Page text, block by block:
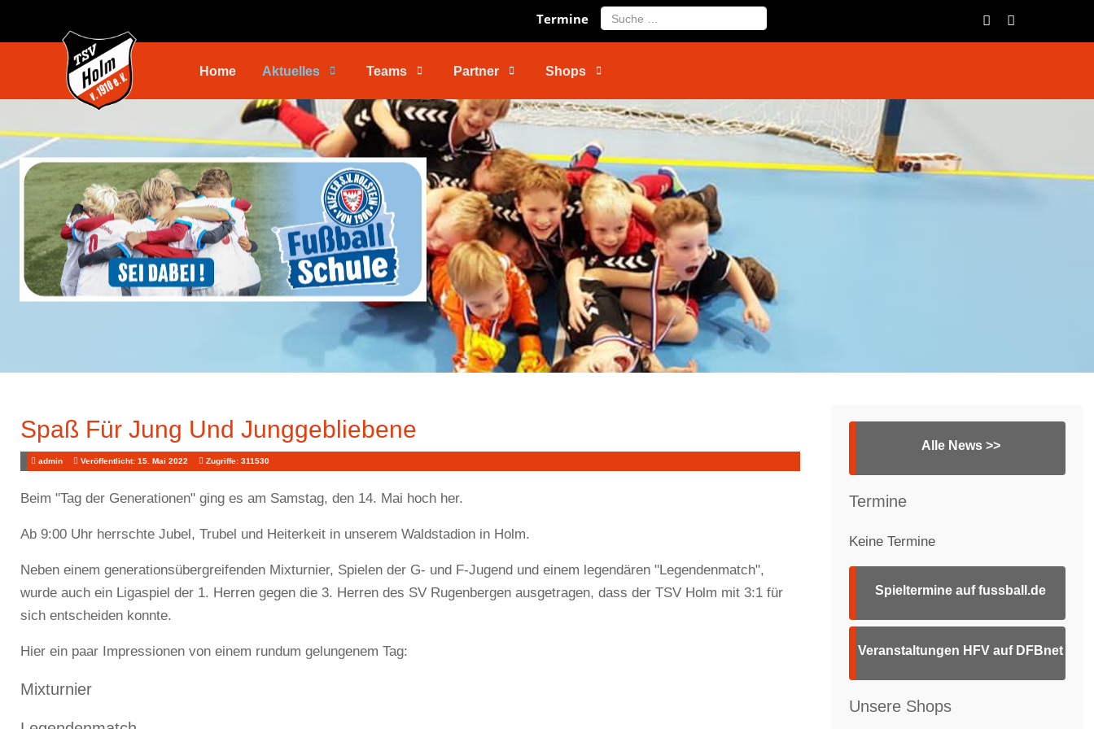
Search
Termine
Home Aktuelles Teams Partner Shops
Spaß Für Jung Und Junggebliebene
admin Veröffentlicht: 15. Mai 2022 Zugriffe: 311530
Beim "Tag der Generationen" ging es am Samstag, den 14. Mai hoch her.
Ab 9:00 Uhr herrschte Jubel, Trubel und Heiterkeit in unserem Waldstadion in Holm.
Neben einem generationsübergreifenden Mixturnier, Spielen der G- und F-Jugend und einem legendären "Legendenmatch",
wurde auch ein Ligaspiel der 1. Herren gegen die 3. Herren des SV Rugenbergen ausgetragen, dass der TSV Holm mit 3:1 für
sich entscheiden konnte.
Hier ein paar Impressionen von einem rundum gelungenem Tag:
Mixturnier
Alle News >>
Termine
Keine Termine
Spieltermine auf fussball.de
Veranstaltungen HFV auf DFBnet
Unsere Shops